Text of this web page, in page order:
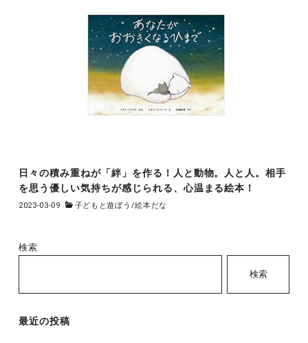
日々の積み重ねが「絆」を作る！人と動物。人と人。相手
を思う優しい気持ちが感じられる、心温まる絵本！
2023-03-09 子どもと遊ぼう /絵本だな
検索
検索
最近の投稿